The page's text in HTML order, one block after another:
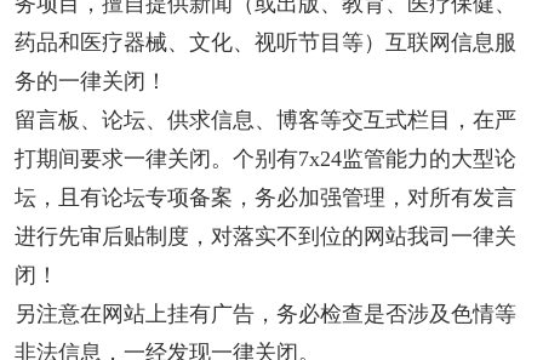
药品和医疗器械、文化、视听节目等）互联网信息服
务的一律关闭！
留言板、论坛、供求信息、博客等交互式栏目，在严
打期间要求一律关闭。个别有7x24监管能力的大型论
坛，且有论坛专项备案，务必加强管理，对所有发言
进行先审后贴制度，对落实不到位的网站我司一律关
闭！
另注意在网站上挂有广告，务必检查是否涉及色情等
非法信息，一经发现一律关闭。